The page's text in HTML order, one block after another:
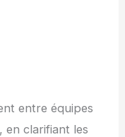
entre équipes
en clarifiant les